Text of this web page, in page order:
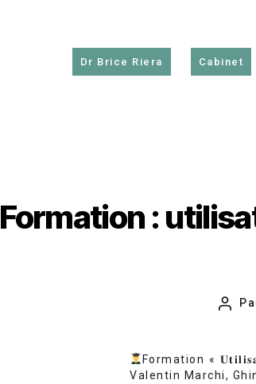
Dr Brice Riera Cabinet
Formation :
Formation «
Valentin Marchi,